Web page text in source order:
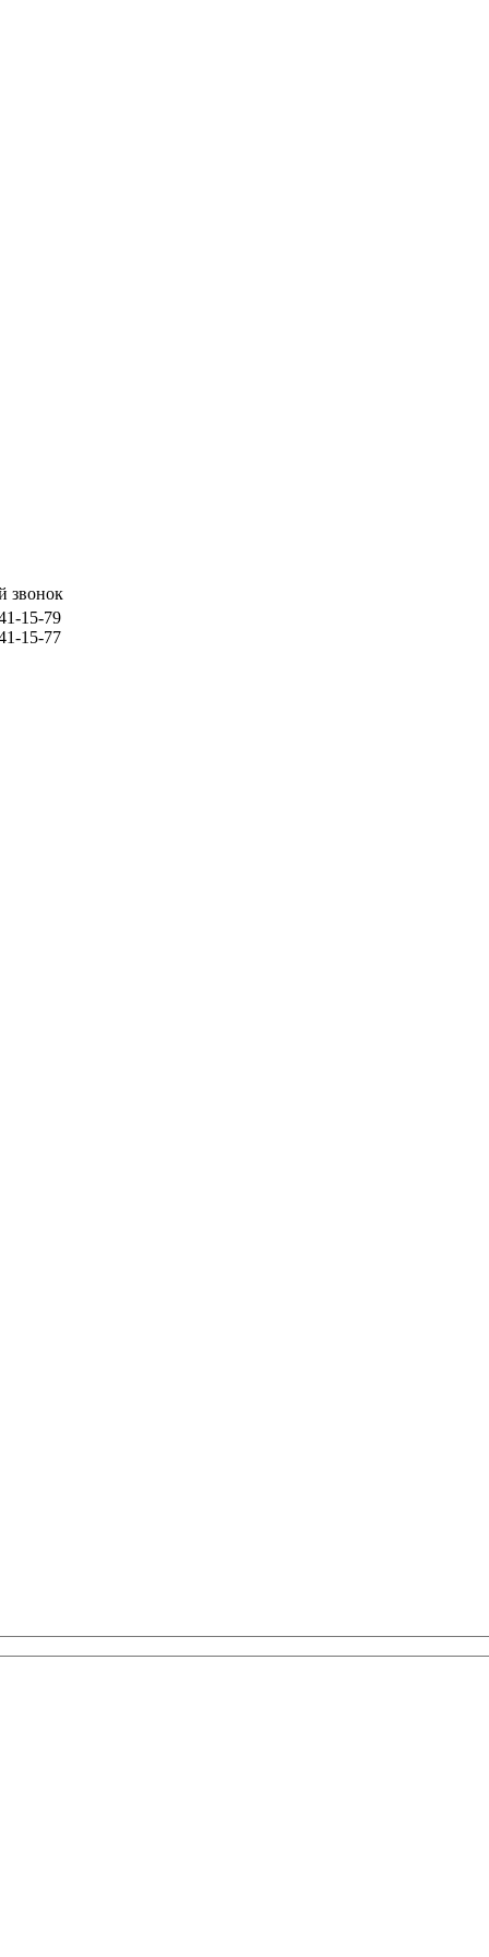
звонок
15-79
15-77